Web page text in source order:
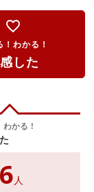
favorite_border
！わかる！
した
かる！
6 人